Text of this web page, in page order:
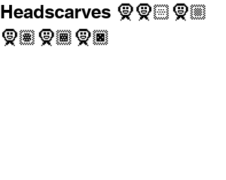
Headscarves 🧕🧕🏻🧕🏼
🧕🏽🧕🏾🧕🏿